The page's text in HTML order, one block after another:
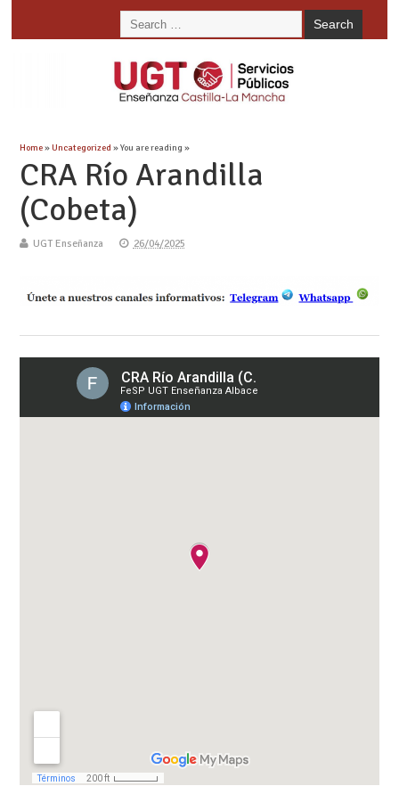
Home»Uncategorized » You are reading »
CRA Río Arandilla
(Cobeta)
UGT Enseñanza 26/04/2025